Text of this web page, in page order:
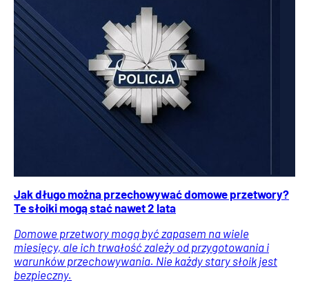
Jak długo można przechowywać domowe przetwory?
Te słoiki mogą stać nawet 2 lata
Domowe przetwory mogą być zapasem na wiele
miesięcy, ale ich trwałość zależy od przygotowania i
warunków przechowywania. Nie każdy stary słoik jest
bezpieczny.